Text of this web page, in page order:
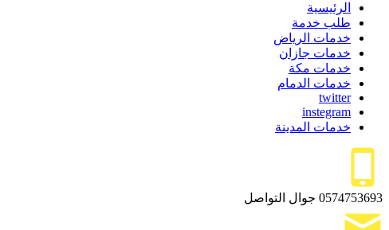
الرئيسية
طلب خدمة
خدمات الرياض
خدمات جازان
خدمات مكة
خدمات الدمام
twitter
instegram
خدمات المدينة
0574753693 جوال التواصل